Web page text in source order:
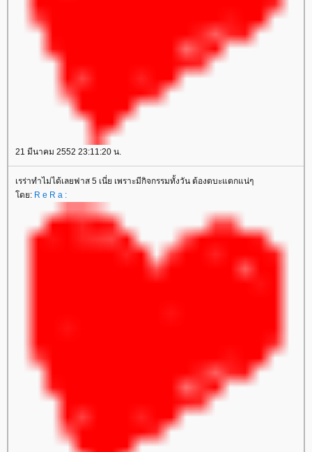
21 มีนาคม 2552 23:11:20 น.
เรร่าทำไม่ได้เลยฟาส 5 เนี่ย เพราะมีกิจกรรมทั้งวัน ต้องตบะแตกแน่ๆ
ดย: R e R a :